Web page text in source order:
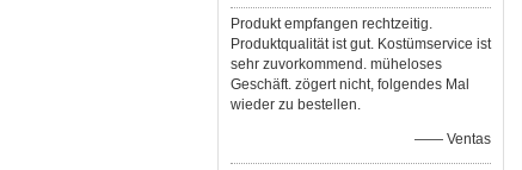
Produkt empfangen rechtzeitig.
Produktqualität ist gut. Kostümservice ist
sehr zuvorkommend. müheloses
Geschäft. zögert nicht, folgendes Mal
wieder zu bestellen.
—— Ventas